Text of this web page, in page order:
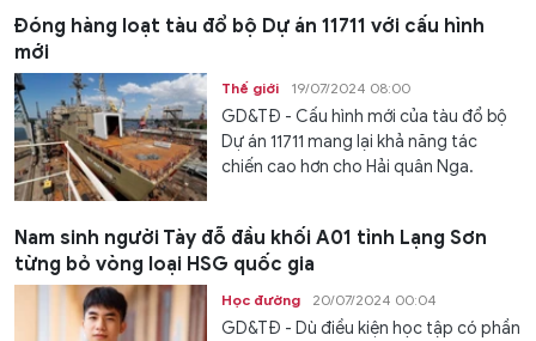
Đóng hàng loạt tàu đổ bộ Dự án 11711 với cấu hình
mới
Thế giới 19/07/2024 08:00
GD&TĐ - Cấu hình mới của tàu đổ bộ
Dự án 11711 mang lại khả năng tác
chiến cao hơn cho Hải quân Nga.
Nam sinh người Tày đỗ đầu khối A01 tỉnh Lạng Sơn
từng bỏ vòng loại HSG quốc gia
Học đường 20/07/2024 00:04
GD&TĐ - Dù điều kiện học tập có phần